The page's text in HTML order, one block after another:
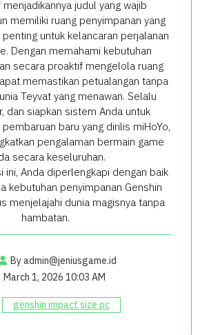
judul yang wajib
memiliki ruang penyimpanan yang
untuk kelancaran perjalanan
Dengan memahami kebutuhan
secara proaktif mengelola ruang
memastikan petualangan tanpa
Teyvat yang menawan. Selalu
dan siapkan sistem Anda untuk
baru yang dirilis miHoYo,
pengalaman bermain game
secara keseluruhan.
ini, Anda diperlengkapi dengan baik
kebutuhan penyimpanan Genshin
menjelajahi dunia magisnya tanpa
hambatan.
Byadmin@jeniusgame.id
March 1, 2026 10:03 AM
genshin impact size pc